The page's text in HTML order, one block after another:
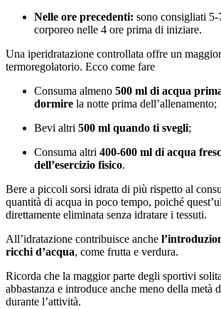
Nelle ore precedenti: sono consigliati
corporeo nelle 4 ore prima di iniziare.
Una iperidratazione controllata offre un
termoregolatorio. Ecco come fare
Consuma almeno 500 ml di acqua
dormire la notte prima dell’allenamento;
Bevi altri 500 ml quando ti svegli;
Consuma altri 400-600 ml di acqua
dell’esercizio fisico.
Bere a piccoli sorsi idrata di più rispetto al
quantità di acqua in poco tempo, poiché
direttamente eliminata senza idratare i tessuti.
All’idratazione contribuisce anche
ricchi d’acqua, come frutta e verdura.
Ricorda che la maggior parte degli sportivi
abbastanza e introduce anche meno della metà
durante l’attività.